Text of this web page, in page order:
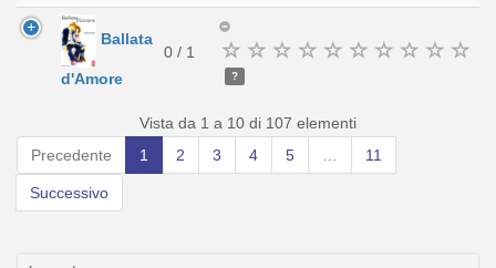
Ballata
d'Amore
0 / 1
?
Vista da 1 a 10 di 107 elementi
Precedente
1 2 3 4 5 11
Successivo